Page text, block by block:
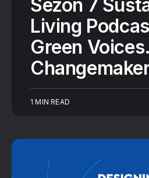
Sezon 7
Living
Green
1 MIN READ